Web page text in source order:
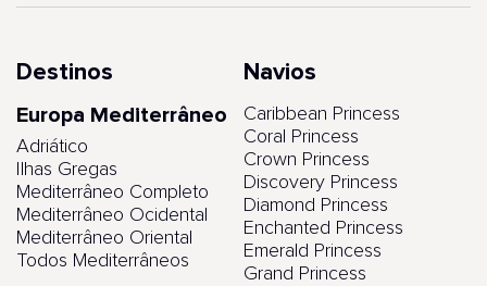
Destinos
Europa Mediterrâneo
Adriático
Ilhas Gregas
Mediterrâneo Completo
Mediterrâneo Ocidental
Mediterrâneo Oriental
Todos Mediterrâneos
Navios
Caribbean Princess
Coral Princess
Crown Princess
Discovery Princess
Diamond Princess
Enchanted Princess
Emerald Princess
Grand Princess